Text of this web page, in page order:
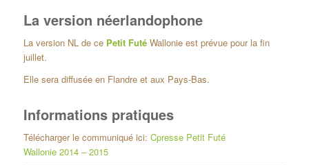
La version néerlandophone
La version NL de ce Petit Futé Wallonie est prévue pour la fin
juillet.
Elle sera diffusée en Flandre et aux Pays-Bas.
Informations pratiques
Télécharger le communiqué ici: Cpresse Petit Futé
Wallonie 2014 – 2015